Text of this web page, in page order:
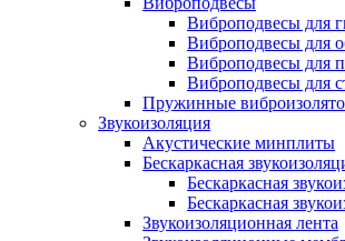
Виброподвесы для
Виброподвесы для
Виброподвесы для
Виброподвесы для
Пружинные
Звукоизоляция
Акустические минплиты
Бескаркасная
Бескаркасная
Бескаркасная
Звукоизоляционная лента